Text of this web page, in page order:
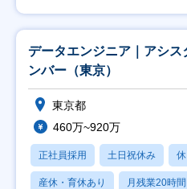
データエンジニア｜アシス
ンバー（東京）
東京都
460万~920万
正社員採用 土日祝休み
産休・育休あり 月残業20時